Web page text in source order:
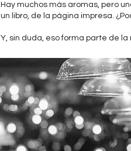
Hay muchos más aromas, pero
un libro, de la página impresa.
Y, sin duda, eso forma parte de la